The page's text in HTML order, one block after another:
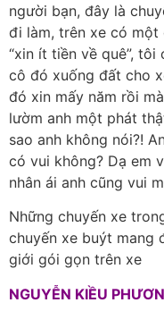
người bạn, đây là
đi làm, trên xe có
“xin ít tiền về quê”,
cô đó xuống đất cho
đó xin mấy năm rồi
lườm anh một phát
sao anh không nói?!
có vui không? Dạ em
nhân ái anh cũng vui
Những chuyến xe
chuyến xe buýt mang
giới gói gọn trên xe
NGUYỄN KIỀU